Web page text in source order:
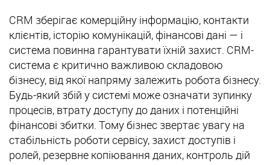
CRM зберігає комерційну інформацію, контакти
клієнтів, історію комунікацій, фінансові дані — і
система повинна гарантувати їхній захист. CRM-
система є критично важливою складовою
бізнесу, від якої напряму залежить робота бізнесу.
Будь-який збій у системі може означати зупинку
процесів, втрату доступу до даних і потенційні
фінансові збитки. Тому бізнес звертає увагу на
стабільність роботи сервісу, захист доступів і
ролей, резервне копіювання даних, контроль дій